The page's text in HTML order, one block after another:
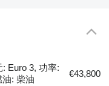
Euro 3, 功率:
油: 柴油
€43,800